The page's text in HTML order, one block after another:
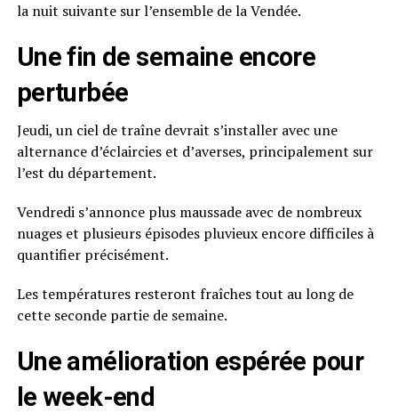
la nuit suivante sur l’ensemble de la Vendée.
Une fin de semaine encore
perturbée
Jeudi, un ciel de traîne devrait s’installer avec une
alternance d’éclaircies et d’averses, principalement sur
l’est du département.
Vendredi s’annonce plus maussade avec de nombreux
nuages et plusieurs épisodes pluvieux encore difficiles à
quantifier précisément.
Les températures resteront fraîches tout au long de
cette seconde partie de semaine.
Une amélioration espérée pour
le week-end